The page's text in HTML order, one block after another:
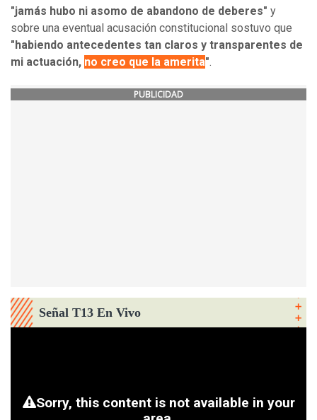
"jamás hubo ni asomo de abandono de deberes" y
sobre una eventual acusación constitucional sostuvo que
"habiendo antecedentes tan claros y transparentes de
mi actuación, no creo que la amerita".
PUBLICIDAD
Señal T13 En Vivo